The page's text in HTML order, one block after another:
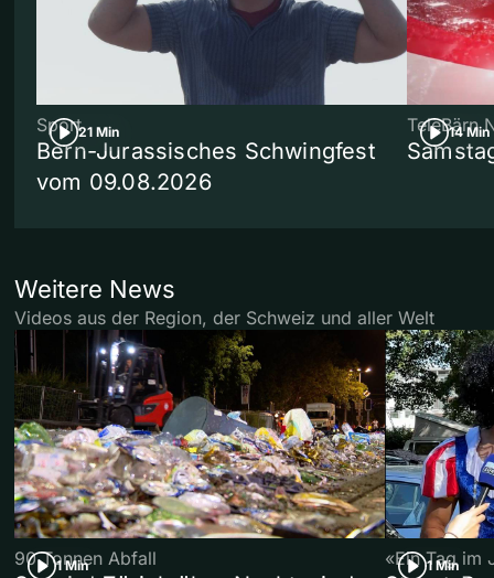
21 Min
Sport
Bern-Jurassisches Schwingfest
vom 09.08.2026
14 Min
TeleBärn
Weitere News
Videos aus der Region, der Schweiz und aller Welt
1 Min
90 Tonnen Abfall 1 Min
«Ein Tag im